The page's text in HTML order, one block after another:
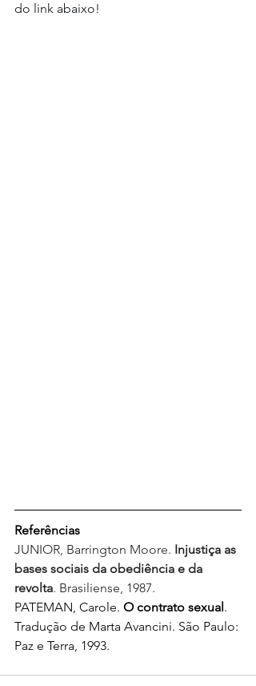
do link abaixo!
Referências
JUNIOR, Barrington Moore. Injustiça as
bases sociais da obediência e da
revolta. Brasiliense, 1987.
PATEMAN, Carole. O contrato sexual .
Tradução de Marta Avancini. São Paulo:
Paz e Terra, 1993.